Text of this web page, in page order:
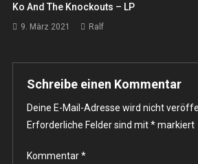
Ko And The Knockouts – LP
9. März 2021 Ralf
Schreibe einen Kommentar
Deine E-Mail-Adresse wird nicht
Erforderliche Felder sind mit*markiert
Kommentar*